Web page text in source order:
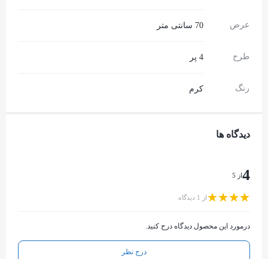
عرض 70 سانتی متر
طرح 4 پر
رنگ کرم
دیدگاه ها
4از 5
از 1 دیدگاه
درمورد این محصول دیدگاه درج کنید.
درج نظر